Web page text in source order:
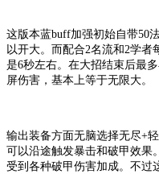
这版本蓝buff加强初始自带50
以开大。而配合2名流和2学者
是6秒左右。在大招结束后最
屏伤害，基本上等于无限大。
输出装备方面无脑选择无尽+
可以沿途触发暴击和破甲效果
受到各种破甲伤害加成。不过